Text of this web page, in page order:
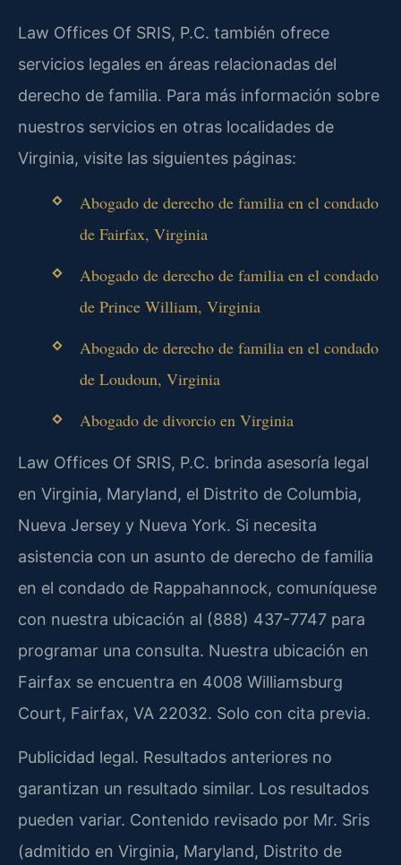
Law Offices Of SRIS, P.C. también ofrece
servicios legales en áreas relacionadas del
derecho de familia. Para más información sobre
nuestros servicios en otras localidades de
Virginia, visite las siguientes páginas:
Abogado de derecho de familia en el condado
de Fairfax, Virginia
Abogado de derecho de familia en el condado
de Prince William, Virginia
Abogado de derecho de familia en el condado
de Loudoun, Virginia
Abogado de divorcio en Virginia
Law Offices Of SRIS, P.C. brinda asesoría legal
en Virginia, Maryland, el Distrito de Columbia,
Nueva Jersey y Nueva York. Si necesita
asistencia con un asunto de derecho de familia
en el condado de Rappahannock, comuníquese
con nuestra ubicación al (888) 437-7747 para
programar una consulta. Nuestra ubicación en
Fairfax se encuentra en 4008 Williamsburg
Court, Fairfax, VA 22032. Solo con cita previa.
Publicidad legal. Resultados anteriores no
garantizan un resultado similar. Los resultados
pueden variar. Contenido revisado por Mr. Sris
(admitido en Virginia, Maryland, Distrito de